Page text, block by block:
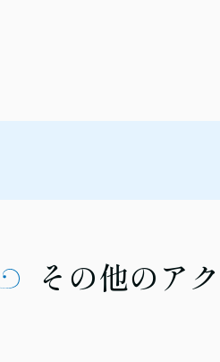
その他のア